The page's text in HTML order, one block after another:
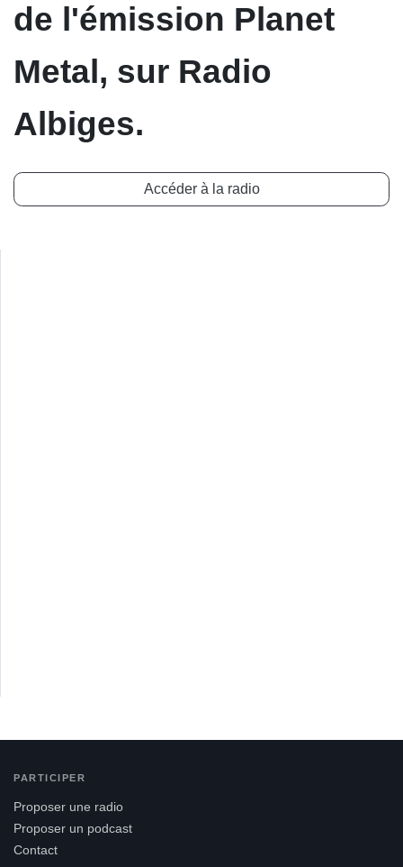
de l'émission Planet
Metal, sur Radio
Albiges.
Accéder à la radio
PARTICIPER
Proposer une radio
Proposer un podcast
Contact